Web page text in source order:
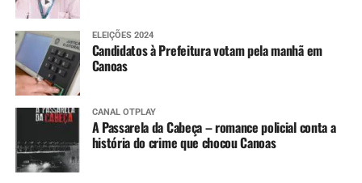
ELEIÇÕES 2024
Candidatos à Prefeitura votam pela manhã em
Canoas
CANAL OTPLAY
A Passarela da Cabeça – romance policial conta a
história do crime que chocou Canoas